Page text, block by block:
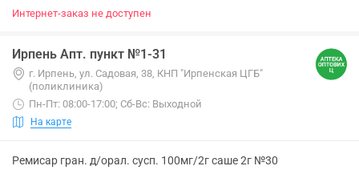
Интернет-заказ не доступен
Ирпень Апт. пункт №1-31
г. Ирпень, ул. Садовая, 38, КНП "Ирпенская ЦГБ"
(поликлиника)
Пн-Пт: 08:00-17:00; Сб-Вс: Выходной
На карте
Ремисар гран. д/орал. сусп. 100мг/2г саше 2г №30